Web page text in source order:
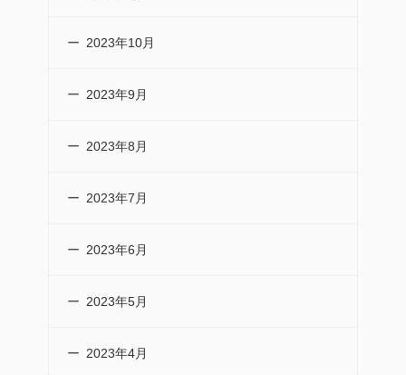
2023年10月
2023年9月
2023年8月
2023年7月
2023年6月
2023年5月
2023年4月